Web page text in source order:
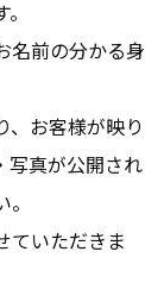
名前の分かる身
、お客様が映り
写真が公開され
ていただきま